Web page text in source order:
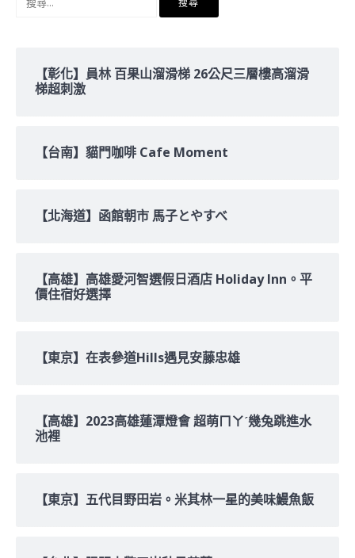
【彰化】員林 百果山溜滑梯 26公尺三層樓高溜滑
梯超刺激
【台南】貓門咖啡 Cafe Moment
【北海道】函館朝市 馬子とやすべ
【高雄】高雄愛河智選假日酒店 Holiday Inn。平
價住宿好選擇
【東京】在表參道Hills遇見安藤忠雄
【高雄】2023高雄蓮潭燈會 超萌ㄇㄚˊ幾兔跳進水
池裡
【東京】五代目野田岩。米其林一星的美味鰻魚飯